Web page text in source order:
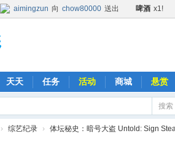
aimingzun 向 chow80000 送出 啤酒 x1!
普凡 时光机 送出 x1!
清尘 向 猪猪 送出 精品鼓励金+1 x2!
Balding 向 普凡 送出 肥宅快乐水 x1!
时光机 向 普凡 送出 火箭 x1!
天天 任务 活动 商城 悬赏
搜索
› 综艺纪录 › 体坛秘史：暗号大盗 Untold: Sign